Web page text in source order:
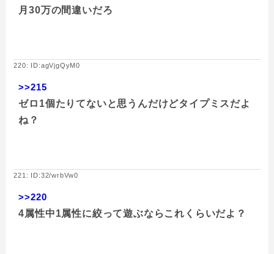
月30万の間違いだろ
220: ID:agVjgQyM0
>>215
ゼロ1個たりてないと思うんだけどタイプミスだよ
ね？
221: ID:32/wrbVw0
>>220
4属性中1属性に絞って遊ぶならこれくらいだよ？